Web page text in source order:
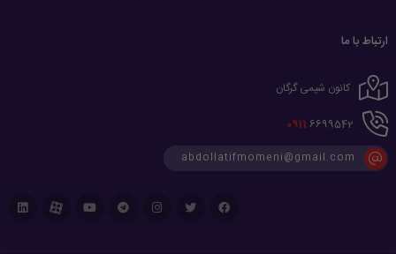
ارتباط با ما
کانون شیمی گرگان
0911 6699542
abdollatifmomeni@gmail.com